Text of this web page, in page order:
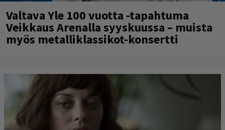
Valtava Yle 100 vuotta -tapahtuma
Veikkaus Arenalla syyskuussa – muista
myös metalliklassikot-konsertti